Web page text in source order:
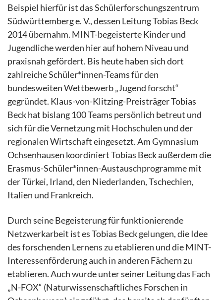
Beispiel hierfür ist das Schülerforschungszentrum
Südwürttemberg e. V., dessen Leitung Tobias Beck
2014 übernahm. MINT-begeisterte Kinder und
Jugendliche werden hier auf hohem Niveau und
praxisnah gefördert. Bis heute haben sich dort
zahlreiche Schüler*innen-Teams für den
bundesweiten Wettbewerb „Jugend forscht“
gegründet. Klaus-von-Klitzing-Preisträger Tobias
Beck hat bislang 100 Teams persönlich betreut und
sich für die Vernetzung mit Hochschulen und der
regionalen Wirtschaft eingesetzt. Am Gymnasium
Ochsenhausen koordiniert Tobias Beck außerdem die
Erasmus-Schüler*innen-Austauschprogramme mit
der Türkei, Irland, den Niederlanden, Tschechien,
Italien und Frankreich.
Durch seine Begeisterung für funktionierende
Netzwerkarbeit ist es Tobias Beck gelungen, die Idee
des forschenden Lernens zu etablieren und die MINT-
Interessenförderung auch in anderen Fächern zu
etablieren. Auch wurde unter seiner Leitung das Fach
„N-FOX“ (Naturwissenschaftliches Forschen in